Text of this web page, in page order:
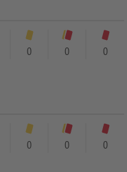
0 0 0
0 0 0